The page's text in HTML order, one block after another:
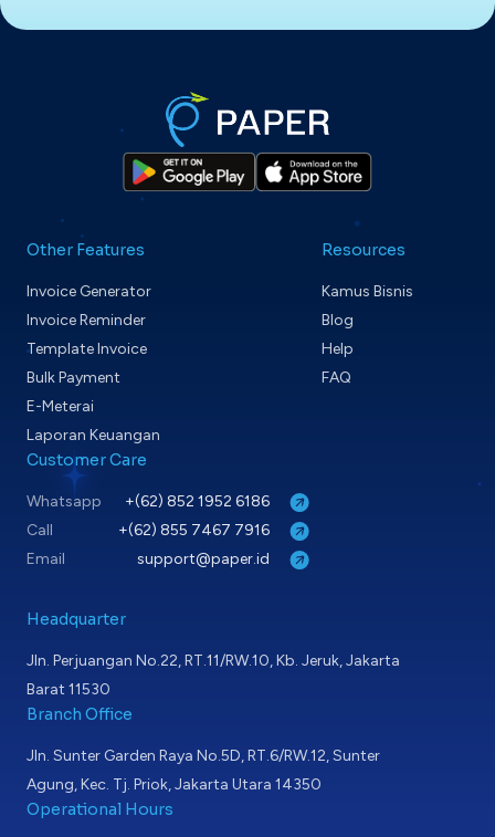
Other Features
Invoice Generator
Invoice Reminder
Template Invoice
Bulk Payment
E-Meterai
Laporan Keuangan
Resources
Kamus Bisnis
Blog
Help
FAQ
Customer Care
Whatsapp
+(62) 852 1952 6186
Call
+(62) 855 7467 7916
Email
support@paper.id
Headquarter
Jln. Perjuangan No.22, RT.11/RW.10, Kb. Jeruk, Jakarta
Barat 11530
Branch Office
Jln. Sunter Garden Raya No.5D, RT.6/RW.12, Sunter
Agung, Kec. Tj. Priok, Jakarta Utara 14350
Operational Hours